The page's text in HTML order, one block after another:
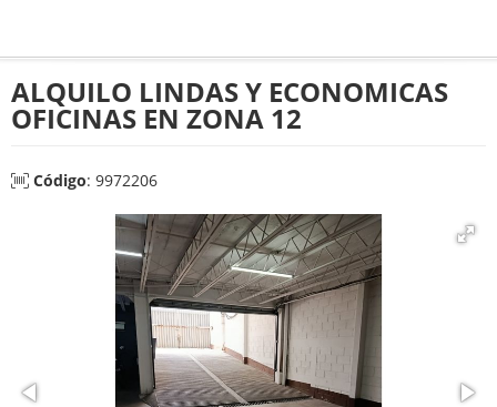
ALQUILO LINDAS Y ECONOMICAS
OFICINAS EN ZONA 12
Código: 9972206